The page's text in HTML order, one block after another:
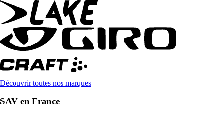
Découvrir toutes nos marques
SAV en France